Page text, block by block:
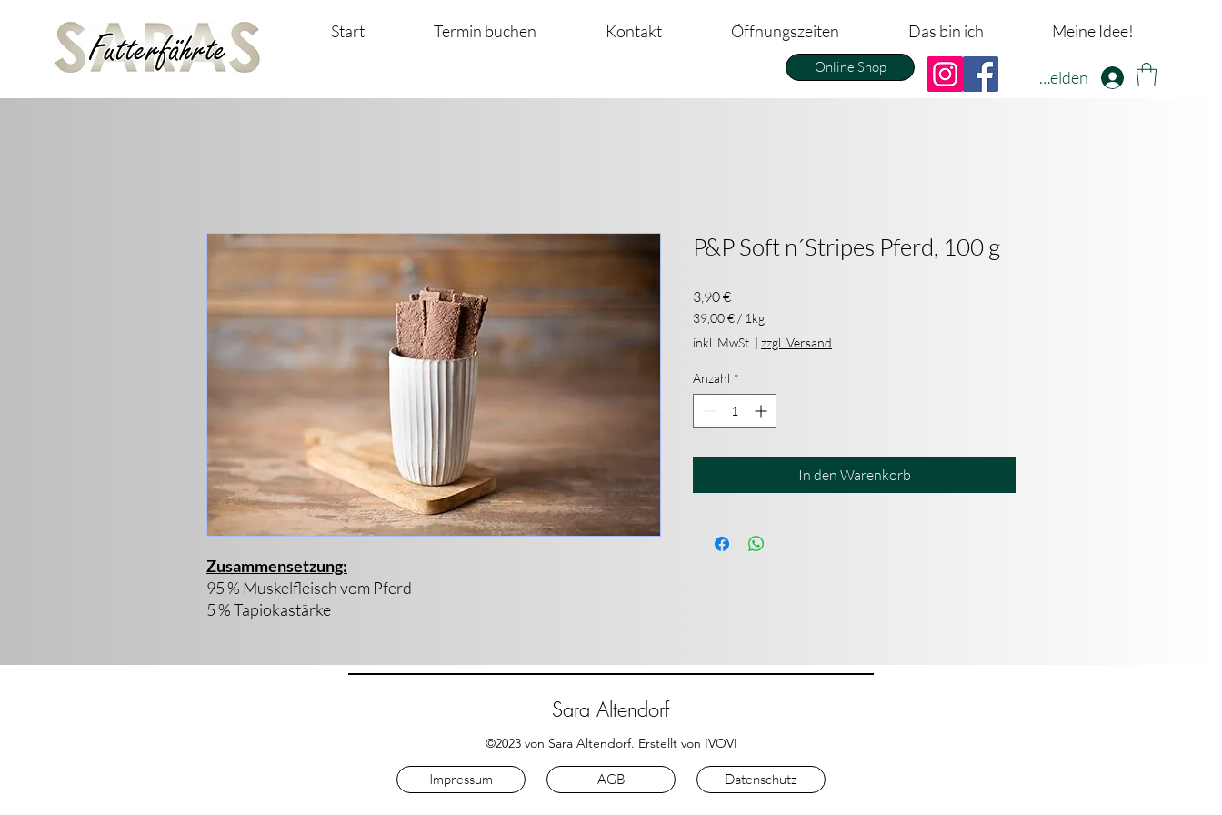
Start Termin buchen Kontakt Öffnungszeiten Das bin ich Meine Idee!
Online Shop Anmelden
Zusammensetzung:
95 % Muskelfleisch vom Pferd
5 % Tapiokastärke
P&P Soft n´Stripes Pferd, 100 g
3,90 €Preis
39,00 € / 1kg
39,00 €
pro
Kilogramm
inkl. MwSt. | zzgl. Versand
Anzahl *
In den Warenkorb
Sara Altendorf
©2023 von Sara Altendorf. Erstellt von IVOVI
Impressum AGB Datenschutz